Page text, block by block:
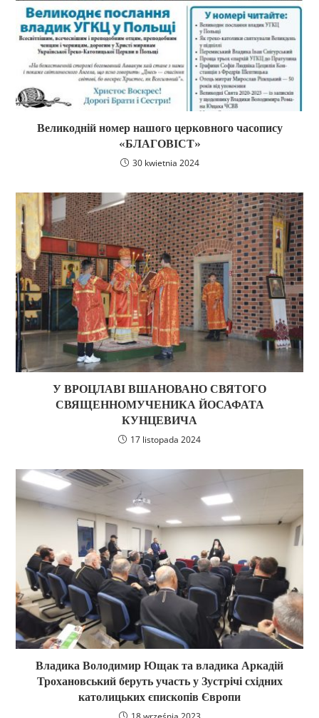
Великодній номер нашого церковного часопису
«БЛАГОВІСТ»
30 kwietnia 2024
У ВРОЦЛАВІ ВШАНОВАНО СВЯТОГО
СВЯЩЕННОМУЧЕНИКА ЙОСАФАТА
КУНЦЕВИЧА
17 listopada 2024
Владика Володимир Ющак та владика Аркадій
Трохановський беруть участь у Зустрічі східних
католицьких єпископів Європи